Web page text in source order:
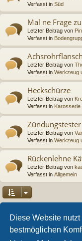
Diese Website
bestmöglichen
Verfasst in Süd
Mal ne Frage
Letzter Beitrag von
Verfasst in
Letzter Beitrag von
Verfasst in Werkzeug
Heckschürze
Letzter Beitrag von
Verfasst in Karosserie
Letzter Beitrag von
Verfasst in Werkzeug
Rückenlehne
Letzter Beitrag von
Verfasst in Allgemein